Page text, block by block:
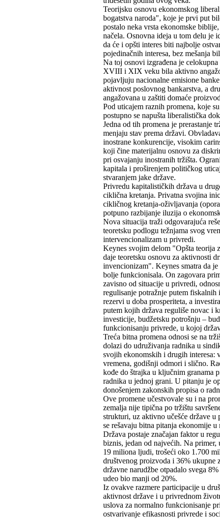
Teorijsku osnovu ekonomskog
bogatstva naroda", koje je prvi put
postalo neka vrsta ekonomske
načela. Osnovna ideja u tom delu je
da će i opšti interes biti najbolje
pojedinačnih interesa, bez mešanja
Na toj osnovi izgrađena je
XVIII i XIX veku bila aktivno
pojavljuju nacionalne emisione
aktivnost poslovnog bankarstva, a
angažovana u zaštiti domaće
Pod uticajem raznih promena, koje
postupno se napušta liberalistička
Jedna od tih promena je prerastanje
menjaju stav prema državi.
inostrane konkurencije, visokim
koji čine materijalnu osnovu za
pri osvajanju inostranih tržišta.
kapitala i proširenjem političkog
stvaranjem jake države.
Privredu kapitalističkih država u
ciklična kretanja. Privatna svojina
cikličnog kretanja-oživljavanja
potpuno razbijanje iluzija o
Nova situacija traži odgovarajuća
teoretsku podlogu težnjama svog
intervencionalizam u privredi.
Keynes svojim delom "Opšta teorija
daje teoretsku osnovu za aktivnosti
invencionizam". Keynes smatra da
bolje funkcionisala. On zagovara
zavisno od situacije u privredi,
regulisanje potražnje putem fiskalnih
rezervi u doba prosperiteta, a
putem kojih država reguliše novac i
investicije, budžetsku potrošnju –
funkcionisanju privrede, u kojoj
Treća bitna promena odnosi se na
dolazi do udruživanja radnika u
svojih ekonomskih i drugih interesa:
vremena, godišnji odmori i slično.
kođe do štrajka u ključnim granama
radnika u jednoj grani. U pitanju je
donošenjem zakonskih propisa o
Ove promene učestvovale su i na
zemalja nije tipična po tržištu
strukturi, uz aktivno učešće države
se rešavaju bitna pitanja ekonomije
Država postaje značajan faktor u
biznis, jedan od najvećih. Na
19 miliona ljudi, trošeći oko 1.700
društvenog proizvoda i 36% ukupne
državne narudžbe otpadalo svega
udeo bio manji od 20%.
Iz ovakve razmere participacije u
aktivnost države i u privrednom
uslova za normalno funkcionisanje
ostvarivanje efikasnosti privrede i